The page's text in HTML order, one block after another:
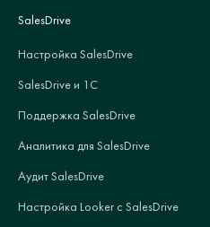
SalesDrive
Настройка SalesDrive
SalesDrive и 1С
Поддержка SalesDrive
Аналитика для SalesDrive
Аудит SalesDrive
Настройка Looker с SalesDrive